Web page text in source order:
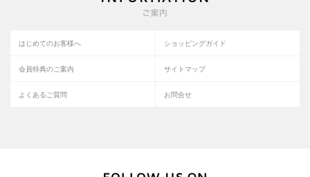
はじめてのお客様へ ショッピングガイド
会員特典のご案内 サイトマップ
よくあるご質問 お問合せ